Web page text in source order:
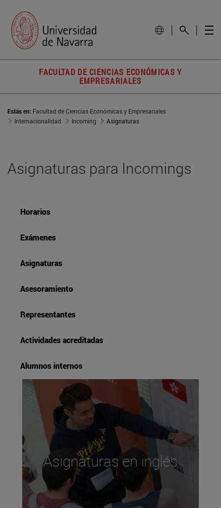
FACULTAD DE CIENCIAS ECONÓMICAS Y
EMPRESARIALES
Estás en: Facultad de Ciencias Económicas y Empresariales
Internacionalidad
Incoming Asignaturas
Asignaturas para Incomings
Horarios
Exámenes
Asignaturas
Asesoramiento
Representantes
Actividades acreditadas
Alumnos internos
Asignaturas en inglés